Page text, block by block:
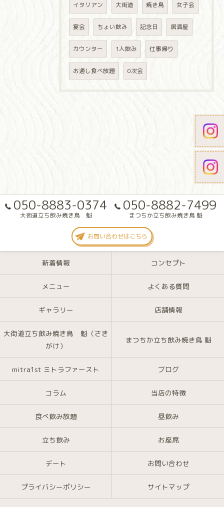
イタリアン 大街道 焼き鳥 女子会
宴会 ちょい飲み 記念日 居酒屋
カウンター 1人飲み 仕事帰り
お通し食べ放題 0次会
050-8883-0374
大街道立ち飲み焼き鳥 魁
050-8882-7499
まつちか立ち飲み焼き鳥 魁
お問い合わせはこちら
新着情報 コンセプト
メニュー よくある質問
ギャラリー 店舗情報
大街道立ち飲み焼き鳥 魁（さき
がけ）
まつちか立ち飲み焼き鳥 魁
mitra1st ミトラファースト ブログ
コラム 当店の特徴
食べ飲み放題 昼飲み
立ち飲み お座席
デート お問い合わせ
プライバシーポリシー サイトマップ